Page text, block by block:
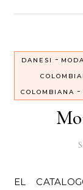
DANESI -
COLOMBIANA -
EL CATALOGO DANESI JEANS Y MONTERO